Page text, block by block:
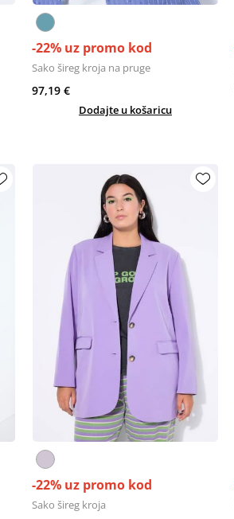
-22% uz promo kod
Sako šireg kroja na pruge
97,19 €
Dodajte u košaricu
-22% uz promo kod
Sako šireg kroja